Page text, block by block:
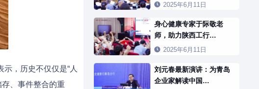
，历史不仅仅是“人
、事件整合的重
2025年6月11日
身心健康专家于际敬老
师，助力陕西工行…
2025年6月11日
刘元春最新演讲：为青岛
企业家解读中国…